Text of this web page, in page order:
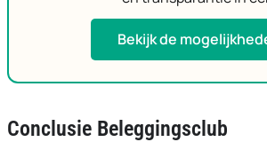
Bekijk de
Conclusie Beleggingsclub